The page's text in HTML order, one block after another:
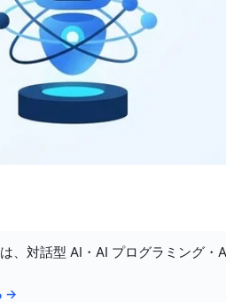
、対話型 AI・AI プログラミング
→